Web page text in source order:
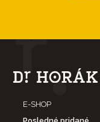
E-SHOP